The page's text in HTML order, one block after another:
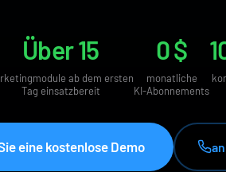
Über 15
ab dem ersten
Tag einsatzbereit
0 $
monatliche
KI-Abonnements
eine kostenlose Demo